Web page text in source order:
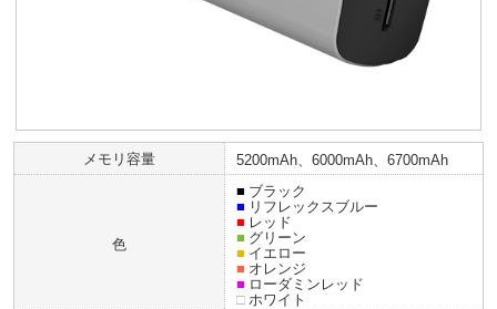
メモリ容量 5200mAh、6000mAh、6700mAh
色
■ ブラック
■ リフレックスブルー
■ レッド
■ グリーン
■ イエロー
■ オレンジ
■ ローダミンレッド
□ ホワイト